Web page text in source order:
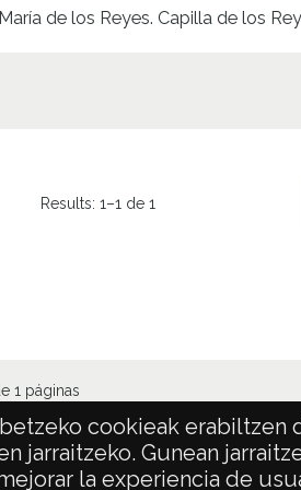
cookieak erabiltzen
jarraitzeko. Gunean
la experiencia de
de los Reyes. Capilla de los
Results:1–1 de 1
1 páginas